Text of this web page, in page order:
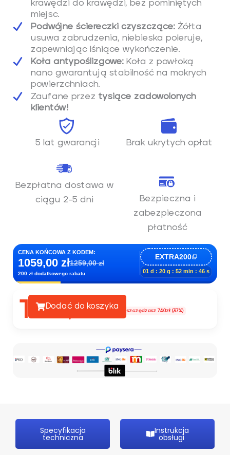
s
c
krawędzi do krawędzi, bez pominiętych
miejsc.
Podwójne ściereczki czyszczące:Żółta
usuwa zabrudzenia, niebieska poleruje,
zapewniając lśniące wykończenie.
Koła antypoślizgowe: Koła z powłoką
nano gwarantują stabilność na mokrych
powierzchniach.
Zaufane przez tysiące zadowolonych
klientów!
5 lat gwarancji
Bezpłatna dostawa w
ciągu 2-5 dni
Brak ukrytych opłat
Bezpieczna i
zabezpieczona
płatność
CENA KOŃCOWA Z KODEM:
1059,00 zł1259,00 zł
200 zł dodatkowego rabatu
EXTRA200
01 d : 20 g : 52 min : 44 s
1259 1999,00zł Oszczędzasz 740zł (37%)
Dodać do koszyka
Specyfikacja
techniczna
Instrukcja
obsługi